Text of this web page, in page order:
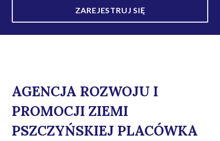
ZAREJESTRUJ SIĘ
AGENCJA ROZWOJU I
PROMOCJI ZIEMI
PSZCZYŃSKIEJ PLACÓWKA